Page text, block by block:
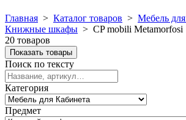
Главная > Каталог товаров > Мебель
Книжные шкафы > CP mobili Metamorfosi
20 товаров
Показать товары
Поиск по тексту
Категория
Предмет